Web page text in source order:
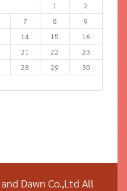
1
2
7 8
9
14 15
16
21 22
23
28 29
30
Dawn Co.,Ltd All